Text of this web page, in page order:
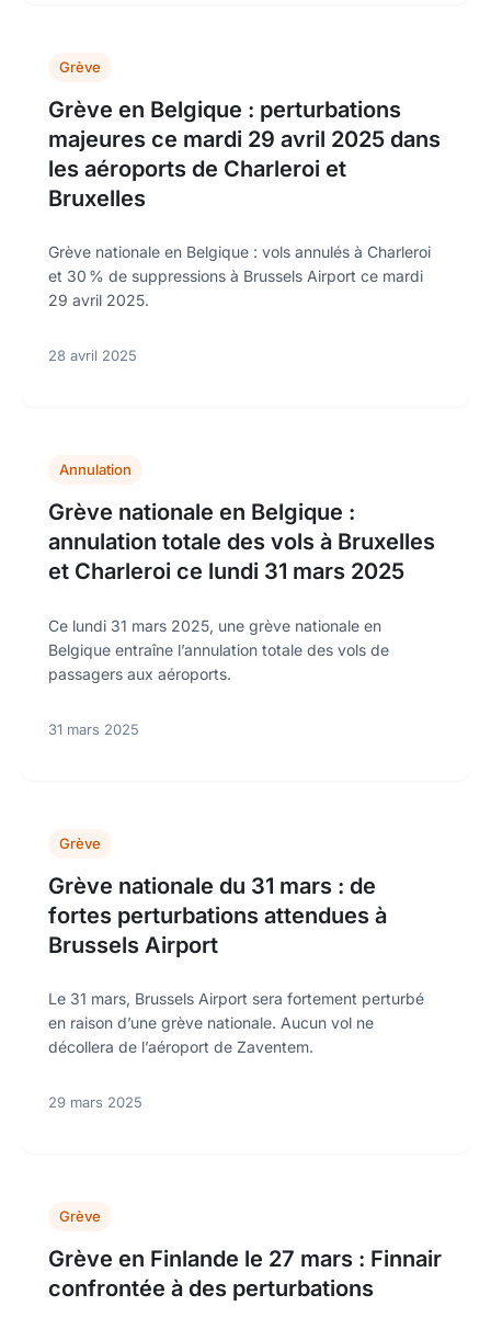
Grève
Grève en Belgique : perturbations
majeures ce mardi 29 avril 2025 dans
les aéroports de Charleroi et
Bruxelles
Grève nationale en Belgique : vols annulés à Charleroi
et 30 % de suppressions à Brussels Airport ce mardi
29 avril 2025.
28 avril 2025
Annulation
Grève nationale en Belgique :
annulation totale des vols à Bruxelles
et Charleroi ce lundi 31 mars 2025
Ce lundi 31 mars 2025, une grève nationale en
Belgique entraîne l’annulation totale des vols de
passagers aux aéroports.
31 mars 2025
Grève
Grève nationale du 31 mars : de
fortes perturbations attendues à
Brussels Airport
Le 31 mars, Brussels Airport sera fortement perturbé
en raison d’une grève nationale. Aucun vol ne
décollera de l’aéroport de Zaventem.
29 mars 2025
Grève
Grève en Finlande le 27 mars : Finnair
confrontée à des perturbations